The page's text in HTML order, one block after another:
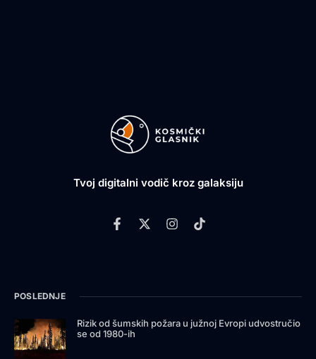
Tvoj digitalni vodič kroz galaksiju
POSLEDNJE
Rizik od šumskih požara u južnoj Evropi udvostručio
se od 1980-ih